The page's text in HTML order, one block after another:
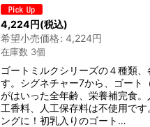
4,224円(税込)
希望小売価格: 4,224円
在庫数 3個
ゴートミルクシリーズの４種類
す。シグネチャー7から、ゴート
がはいった全年齢、栄養補完食。
工香料、人工保存料は不使用で
ングに！初乳入りのゴート…